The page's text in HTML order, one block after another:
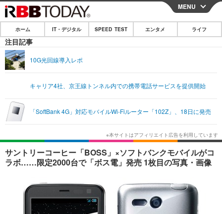
CLOSE
ホーム
IT・デジタル
ショッピング その他
エンタメTOP 映画・ドラマ
韓国・芸能
音楽 スポーツ
ショッピング その他
ライフ
ライフTOP グルメ
ペット ショッピング
リリース一覧
プッシュ通知の停止方法
MENU
ホーム IT・デジタル SPEED TEST エンタメ ライフ
注目記事
10G光回線導入レポ
キャリア4社、京王線トンネル内での携帯電話サービスを提供開始
「SoftBank 4G」対応モバイルWi-Fiルーター「102Z」、18日に発売
サントリーコーヒー「BOSS」×ソフトバンクモバイルがコ
ラボ……限定2000台で「ボス電」発売 1枚目の写真・画像